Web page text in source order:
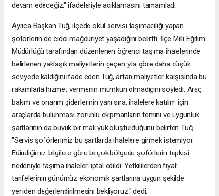
devam edeceğiz." ifadeleriyle açıklamasını tamamladı.
Ayrıca Başkan Tuğ, ilçede okul servisi taşımacılığı yapan
şoförlerin de ciddi mağduriyet yaşadığını belirtti. İlçe Milli Eğitim
Müdürlüğü tarafından düzenlenen öğrenci taşıma ihalelerinde
belirlenen yaklaşık maliyetlerin geçen yıla göre daha düşük
seviyede kaldığını ifade eden Tuğ, artan maliyetler karşısında bu
rakamlarla hizmet vermenin mümkün olmadığını söyledi. Araç
bakım ve onarım giderlerinin yanı sıra, ihalelere katılım için
araçlarda bulunması zorunlu ekipmanların temini ve uygunluk
şartlarının da büyük bir mali yük oluşturduğunu belirten Tuğ,
"Servis şoförlerimiz bu şartlarda ihalelere girmek istemiyor.
Edindiğimiz bilgilere göre birçok bölgede şoförlerin tepkisi
nedeniyle taşıma ihaleleri iptal edildi. Yetkililerden fiyat
tarifelerinin günümüz ekonomik şartlarına uygun şekilde
yeniden değerlendirilmesini bekliyoruz." dedi.